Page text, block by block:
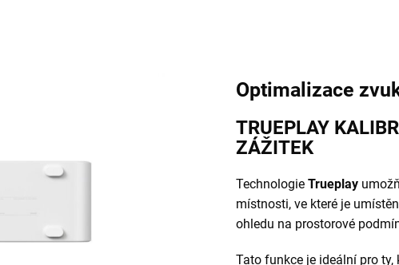
Optimalizace
TRUEPLAY
ZÁŽITEK
Technologie Trueplay
místnosti, ve které je
ohledu na prostorové
Tato funkce je ideální pro